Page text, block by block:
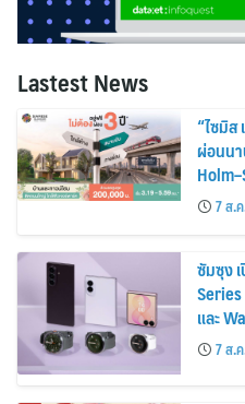
Lastest News
“ไซมิส
ผ่อนนา
ส่วนลด
2569
7 ส.
ซัมซุง
และ
30%
7 ส.